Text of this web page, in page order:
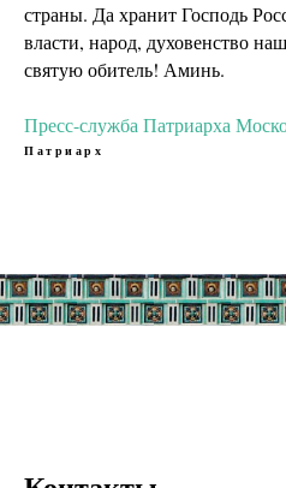
страны. Да хранит Господь
власти, народ, духовенство
святую обитель! Аминь.
Пресс-служба Патриарха
Патриарх